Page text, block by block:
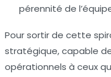
pérennité de
Pour sortir de cette
stratégique, capable
opérationnels à ceux